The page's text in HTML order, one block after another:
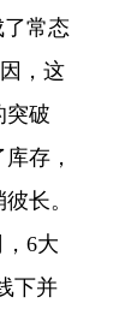
常态
，这
突破
存，
长。
6大
下并